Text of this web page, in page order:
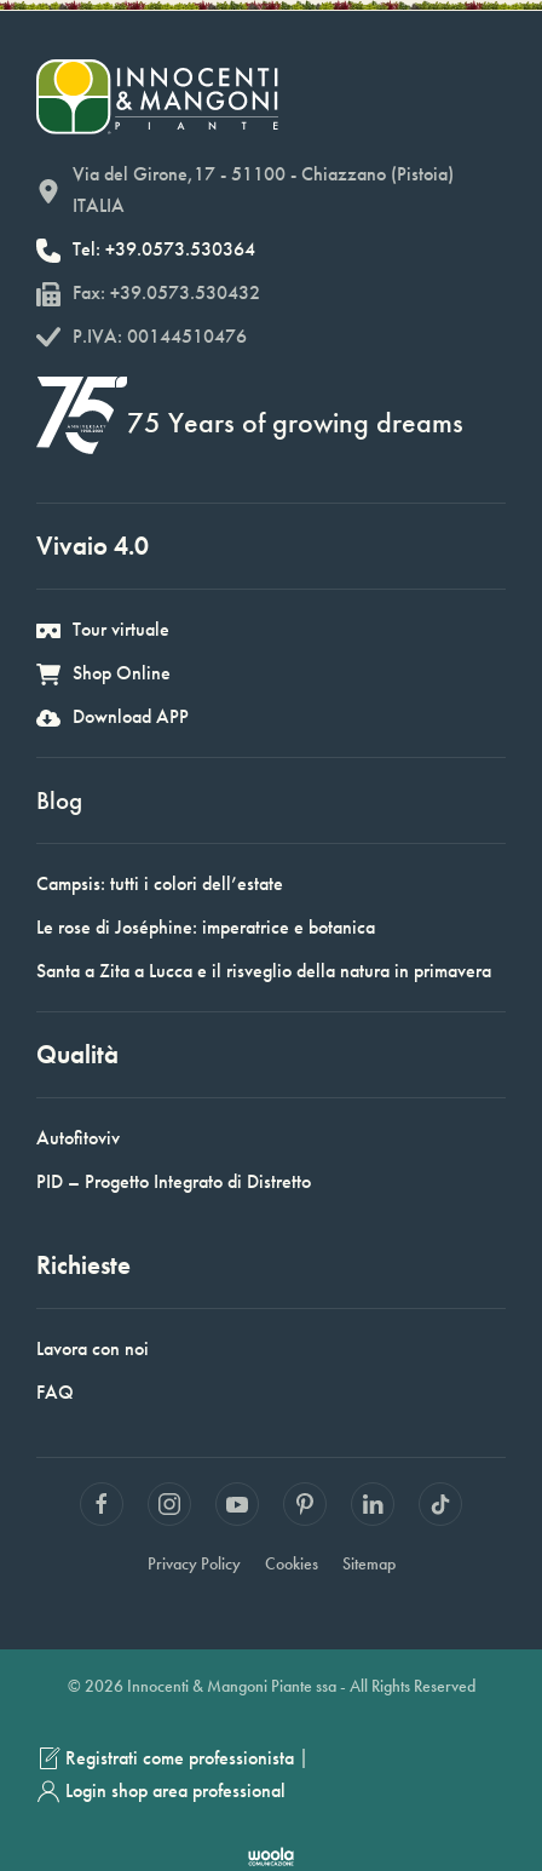
Via del Girone,17 - 51100 - Chiazzano (Pistoia)
ITALIA
Tel: +39.0573.530364
Fax: +39.0573.530432
P.IVA: 00144510476
75 Years of growing dreams
Vivaio 4.0
Tour virtuale
Shop Online
Download APP
Blog
Campsis: tutti i colori dell’estate
Le rose di Joséphine: imperatrice e botanica
Santa a Zita a Lucca e il risveglio della natura in primavera
Qualità
Autofitoviv
PID – Progetto Integrato di Distretto
Richieste
Lavora con noi
FAQ
Privacy Policy Cookies Sitemap
© 2026 Innocenti & Mangoni Piante ssa - All Rights Reserved
Registrati come professionista |
Login shop area professional